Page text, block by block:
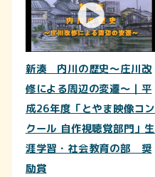
新湊 内川の歴史～庄川改
修による周辺の変遷～｜平
成26年度「とやま映像コン
クール 自作視聴覚部門」生
涯学習・社会教育の部 奨
励賞